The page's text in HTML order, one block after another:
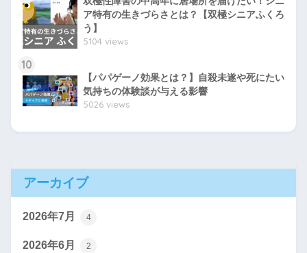
ア特有の生きづらさとは？【双極シニアふくろ
う】
5104 views
10
【パパゲーノ効果とは？】自殺未遂や死にたい
気持ちの体験談が与える影響
5026 views
アーカイブ
2026年7月 4
2026年6月 2